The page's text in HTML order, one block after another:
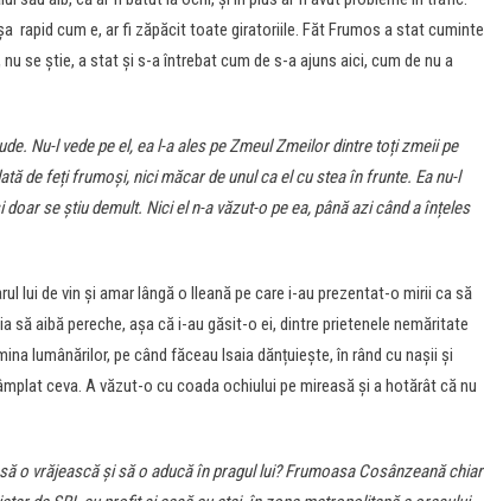
rapid cum e, ar fi zăpăcit toate giratoriile. Făt Frumos a stat cuminte
se știe, a stat și s-a întrebat cum de s-a ajuns aici, cum de nu a
Nu-l vede pe el, ea l-a ales pe Zmeul Zmeilor dintre toți zmeii pe
de feți frumoși, nici măcar de unul ca el cu stea în frunte. Ea nu-l
se știu demult. Nici el n-a văzut-o pe ea, până azi când a înțeles
lui de vin și amar lângă o Ileană pe care i-au prezentat-o mirii ca să
să aibă pereche, așa că i-au găsit-o ei, dintre prietenele nemăritate
lumânărilor, pe când făceau Isaia dănțuiește, în rând cu nașii și
ceva. A văzut-o cu coada ochiului pe mireasă și a hotărât că nu
o vrăjească și să o aducă în pragul lui? Frumoasa Cosânzeană chiar